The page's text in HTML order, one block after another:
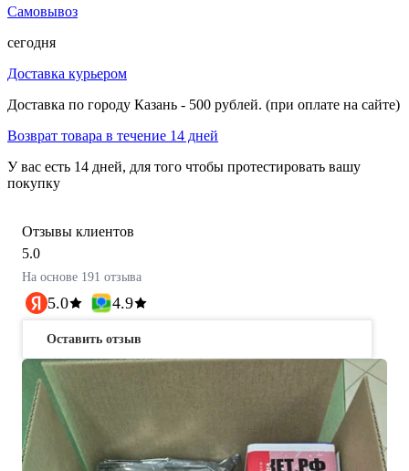
Самовывоз
сегодня
Доставка курьером
Доставка по городу Казань - 500 рублей. (при оплате на сайте)
Возврат товара в течение 14 дней
У вас есть 14 дней, для того чтобы протестировать вашу
покупку